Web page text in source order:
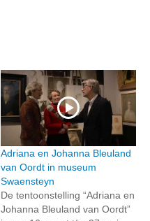
Adriana en Johanna Bleuland
van Oordt in museum
Swaensteyn
De tentoonstelling “Adriana en
Johanna Bleuland van Oordt”